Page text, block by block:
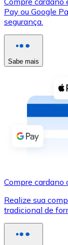
XRP
XRP
Ver tudo
Cupons
Compre
Comprar
Use
Comprar
Pay ou Google
segurança.
Sabe mais
Compre
Realize sua
tradicional de